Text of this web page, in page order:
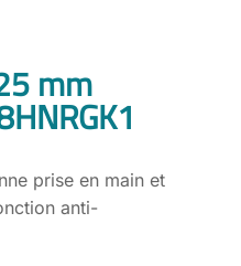
mm
prise en main et
anti-